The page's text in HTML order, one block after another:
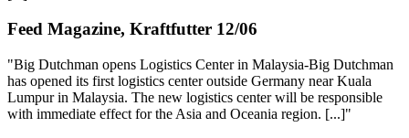
Feed Magazine, Kraftfutter 12/06
"Big Dutchman opens Logistics Center in Malaysia-Big Dutchman
has opened its first logistics center outside Germany near Kuala
Lumpur in Malaysia. The new logistics center will be responsible
with immediate effect for the Asia and Oceania region. [...]"